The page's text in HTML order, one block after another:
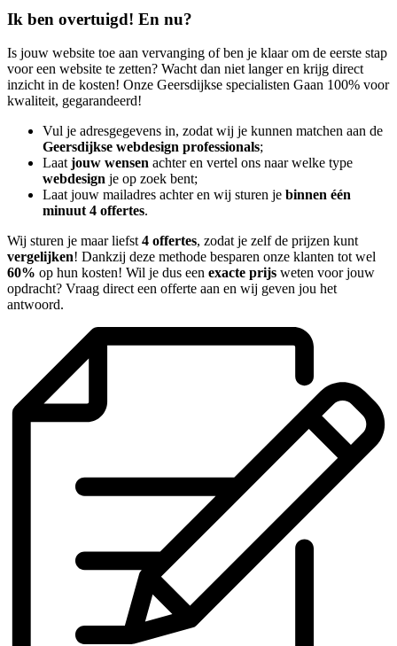
Ik ben overtuigd! En nu?
Is jouw website toe aan vervanging of ben je klaar om de eerste stap
voor een website te zetten? Wacht dan niet langer en krijg direct
inzicht in de kosten! Onze Geersdijkse specialisten Gaan 100% voor
kwaliteit, gegarandeerd!
Vul je adresgegevens in, zodat wij je kunnen matchen aan de
Geersdijkse webdesign professionals;
Laat jouw wensen achter en vertel ons naar welke type
webdesign je op zoek bent;
Laat jouw mailadres achter en wij sturen je binnen één
minuut 4 offertes.
Wij sturen je maar liefst 4 offertes, zodat je zelf de prijzen kunt
vergelijken! Dankzij deze methode besparen onze klanten tot wel
60% op hun kosten! Wil je dus een exacte prijs weten voor jouw
opdracht? Vraag direct een offerte aan en wij geven jou het
antwoord.